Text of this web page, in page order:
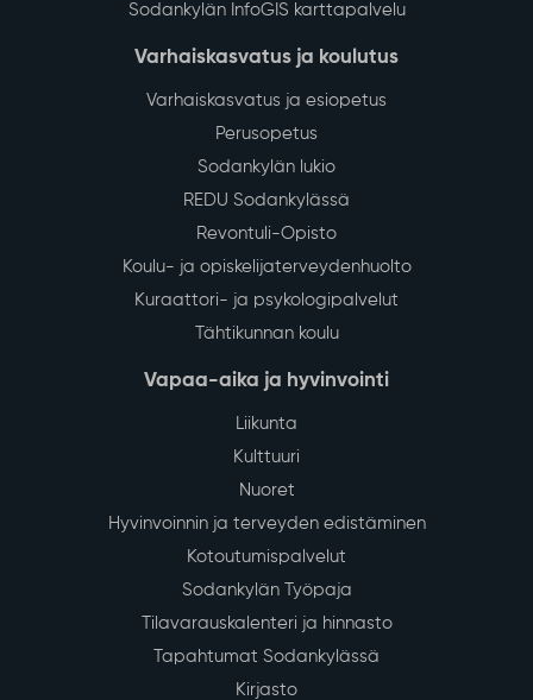
Sodankylän InfoGIS karttapalvelu
Varhaiskasvatus ja koulutus
Varhaiskasvatus ja esiopetus
Perusopetus
Sodankylän lukio
REDU Sodankylässä
Revontuli-Opisto
Koulu- ja opiskelijaterveydenhuolto
Kuraattori- ja psykologipalvelut
Tähtikunnan koulu
Vapaa-aika ja hyvinvointi
Liikunta
Kulttuuri
Nuoret
Hyvinvoinnin ja terveyden edistäminen
Kotoutumispalvelut
Sodankylän Työpaja
Tilavarauskalenteri ja hinnasto
Tapahtumat Sodankylässä
Kirjasto